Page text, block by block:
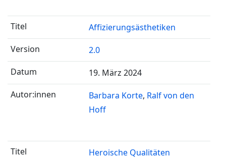
Affizierungsästhetiken
2.0
19. März 2024
Barbara Korte Ralf von den
Hoff
Heroische Qualitäten